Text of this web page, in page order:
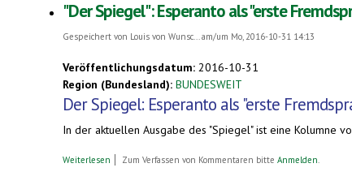
"Der Spiegel": Esperanto als "erste
Gespeichert von Louis von Wunsc...am/um Mo, 2016-10-31 14:13
Veröffentlichungsdatum: 2016-10-31
Region (Bundesland): BUNDESWEIT
Der Spiegel: Esperanto als "erste
In der aktuellen Ausgabe des "Spiegel" ist eine Kolumne
Weiterlesen über "Der Spiegel": Esperanto als "erste Fremdsprache eines
Zum Verfassen von Kommentaren bitte Anmelden.